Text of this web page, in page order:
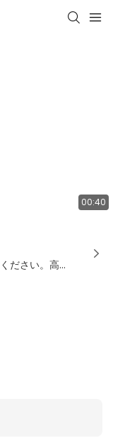
00:40
お問い合わせをお問い合わせください。高品質の製品とサービスを提供します！